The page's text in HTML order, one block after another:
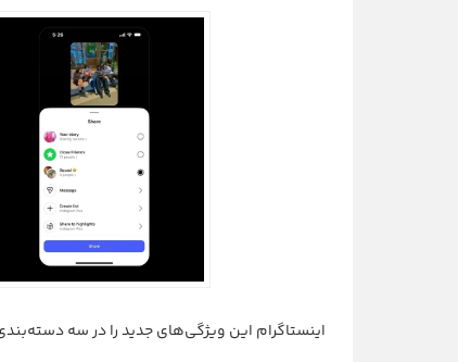
اینستاگرام این ویژگی‌های جدید را در سه